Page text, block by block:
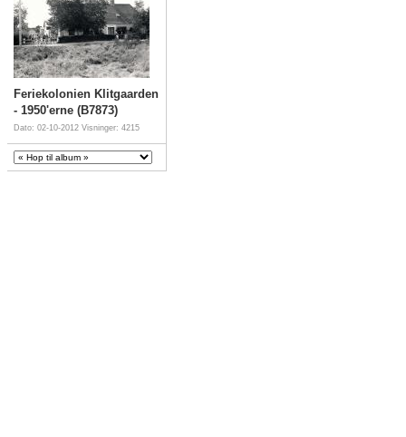
Feriekolonien Klitgaarden
- 1950'erne (B7873)
Dato: 02-10-2012 Visninger: 4215